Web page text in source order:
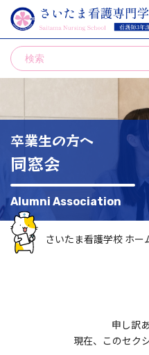
卒業生の方へ
同窓会
Alumni Association
さいたま看護学校 ホー
申し訳
現在、このセク